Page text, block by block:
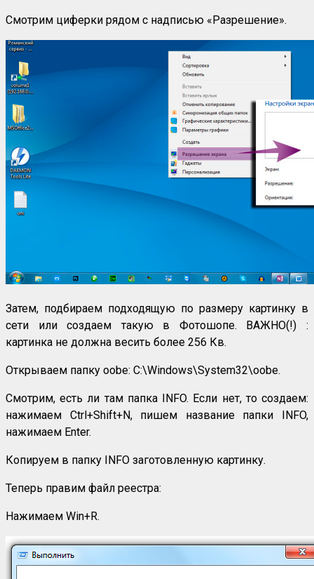
Смотрим циферки рядом с надписью «Разрешение».
Затем, подбираем подходящую по размеру картинку в
сети или создаем такую в Фотошопе. ВАЖНО(!) :
картинка не должна весить более 256 Кв.
Открываем папку oobe: C:\Windows\System32\oobe.
Смотрим, есть ли там папка INFO. Если нет, то создаем:
нажимаем Ctrl+Shift+N, пишем название папки INFO,
нажимаем Enter.
Копируем в папку INFO заготовленную картинку.
Теперь правим файл реестра:
Нажимаем Win+R.